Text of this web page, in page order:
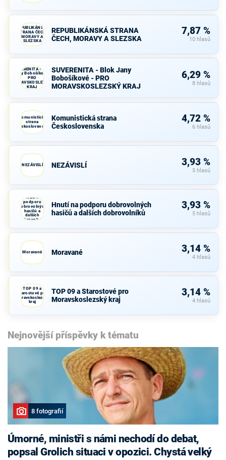
REPUBLIKÁNSKÁ
STRANA ČECH,
MORAVY A
SLEZSKA
REPUBLIKÁNSKÁ STRANA
ČECH, MORAVY A SLEZSKA
7,87 %
10 hlasů
SUVERENITA - Blok
Jany Bobošíkové -
PRO
MORAVSKOSLEZSKÝ
KRAJ
SUVERENITA - Blok Jany
Bobošíkové - PRO
MORAVSKOSLEZSKÝ KRAJ
6,29 %
8 hlasů
Komunistická
strana
Československa
Komunistická strana
Československa
4,72 %
6 hlasů
NEZÁVISLÍ NEZÁVISLÍ 3,93 %
5 hlasů
Hnutí na
podporu
dobrovolných
hasičů a
dalších
dobrovolníků
Hnutí na podporu dobrovolných
hasičů a dalších dobrovolníků
3,93 %
5 hlasů
Moravané Moravané 3,14 %
4 hlasů
TOP 09 a
Starostové pro
Moravskoslezský
kraj
TOP 09 a Starostové pro
Moravskoslezský kraj
3,14 %
4 hlasů
Nejnovější příspěvky k tématu
8 fotografií
Úmorné, ministři s námi nechodí do debat,
popsal Grolich situaci v opozici. Chystá velký